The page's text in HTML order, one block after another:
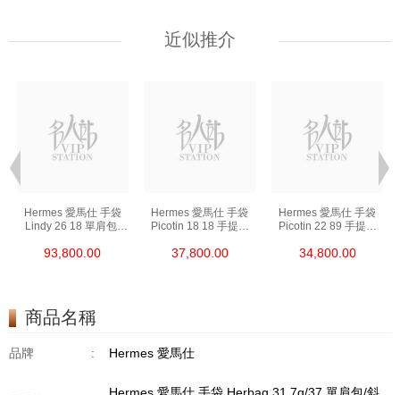
近似推介
Hermes 愛馬仕 手袋
Lindy 26 18 單肩包/
93,800.00
Hermes 愛馬仕 手袋
Picotin 18 18 手提包
37,800.00
Hermes 愛馬仕 手袋
Picotin 22 89 手提包
34,800.00
商品名稱
品牌 : Hermes 愛馬仕